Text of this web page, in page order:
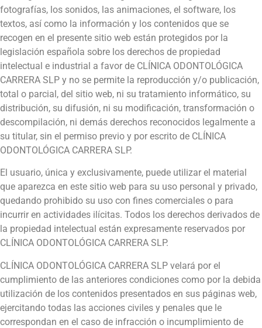
fotografías, los sonidos, las animaciones, el software, los
textos, así como la información y los contenidos que se
recogen en el presente sitio web están protegidos por la
legislación española sobre los derechos de propiedad
intelectual e industrial a favor de CLÍNICA ODONTOLÓGICA
CARRERA SLP y no se permite la reproducción y/o publicación,
total o parcial, del sitio web, ni su tratamiento informático, su
distribución, su difusión, ni su modificación, transformación o
descompilación, ni demás derechos reconocidos legalmente a
su titular, sin el permiso previo y por escrito de CLÍNICA
ODONTOLÓGICA CARRERA SLP.
El usuario, única y exclusivamente, puede utilizar el material
que aparezca en este sitio web para su uso personal y privado,
quedando prohibido su uso con fines comerciales o para
incurrir en actividades ilícitas. Todos los derechos derivados de
la propiedad intelectual están expresamente reservados por
CLÍNICA ODONTOLÓGICA CARRERA SLP.
CLÍNICA ODONTOLÓGICA CARRERA SLP velará por el
cumplimiento de las anteriores condiciones como por la debida
utilización de los contenidos presentados en sus páginas web,
ejercitando todas las acciones civiles y penales que le
correspondan en el caso de infracción o incumplimiento de